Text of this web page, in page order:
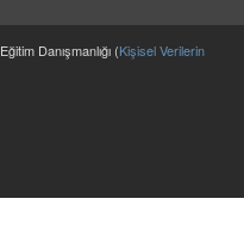
Danışmanlığı (Kişisel Verilerin